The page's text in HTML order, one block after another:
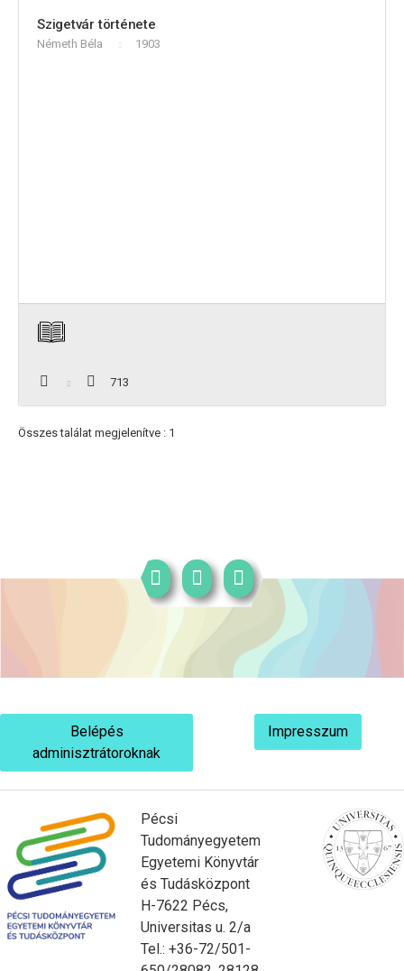
Szigetvár története
Németh Béla 1903
713
Összes találat megjelenítve : 1
Belépés
adminisztrátoroknak
Impresszum
Pécsi
Tudományegyetem
Egyetemi Könyvtár
és Tudásközpont
H-7622 Pécs,
Universitas u. 2/a
Tel.: +36-72/501-